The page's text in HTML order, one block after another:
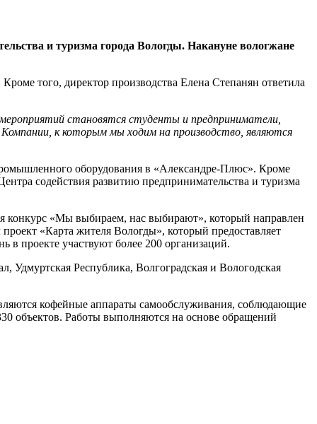
и туризма города Вологды. Накануне вологжане
того, директор производства Елена Степанян ответила
становятся студенты и предприниматели,
к которым мы ходим на производство, являются
оборудования в «Александре-Плюс». Кроме
содействия развитию предпринимательства и туризма
конкурс «Мы выбираем, нас выбирают», который направлен
«Карта жителя Вологды», который предоставляет
проекте участвуют более 200 организаций.
Удмуртская Республика, Волгоградская и Вологодская
кофейные аппараты самообслуживания, соблюдающие
объектов. Работы выполняются на основе обращений